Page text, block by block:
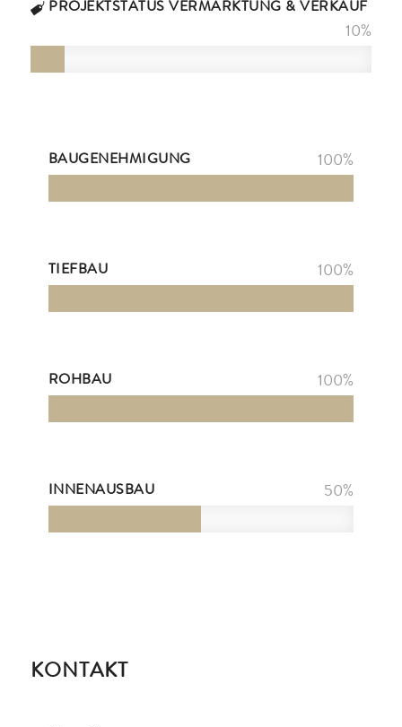
PROJEKTSTATUS VERMARKTUNG & VERKAUF
10%
BAUGENEHMIGUNG 100%
TIEFBAU 100%
ROHBAU 100%
INNENAUSBAU 50%
KONTAKT